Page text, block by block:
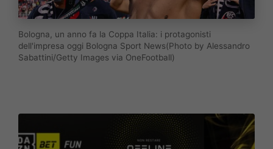
Bologna, un anno fa la Coppa Italia: i protagonisti
dell'impresa oggi Bologna Sport News(Photo by Alessandro
Sabattini/Getty Images via OneFootball)